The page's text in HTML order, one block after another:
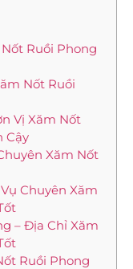
Ruồi Phong
Nốt Ruồi
Vị Xăm Nốt
Cậy
Xăm Nốt
Chuyên Xăm
– Địa Chỉ Xăm
Ruồi Phong